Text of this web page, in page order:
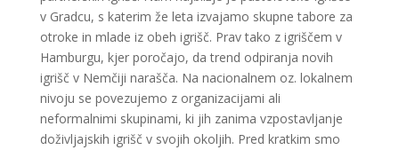
v Gradcu, s katerim že leta izvajamo skupne tabore za
otroke in mlade iz obeh igrišč. Prav tako z igriščem v
Hamburgu, kjer poročajo, da trend odpiranja novih
igrišč v Nemčiji narašča. Na nacionalnem oz. lokalnem
nivoju se povezujemo z organizacijami ali
neformalnimi skupinami, ki jih zanima vzpostavljanje
doživljajskih igrišč v svojih okoljih. Pred kratkim smo